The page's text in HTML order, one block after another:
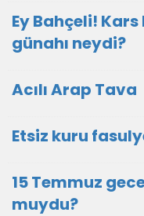
Ey Bahçeli! Kars
günahı neydi?
Acılı Arap Tava
Etsiz kuru
15 Temmuz
muydu?